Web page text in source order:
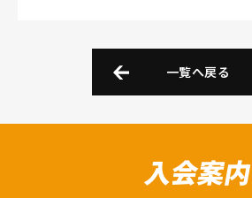
一覧へ戻る
入会案内